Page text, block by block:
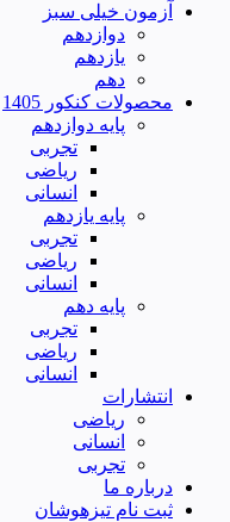
آزمون خیلی سبز
دوازدهم
یازدهم
دهم
محصولات کنکور 1405
پایه دوازدهم
تجربی
ریاضی
انسانی
پایه یازدهم
تجربی
ریاضی
انسانی
پایه دهم
تجربی
ریاضی
انسانی
انتشارات
ریاضی
انسانی
تجربی
درباره ما
ثبت نام تیزهوشان